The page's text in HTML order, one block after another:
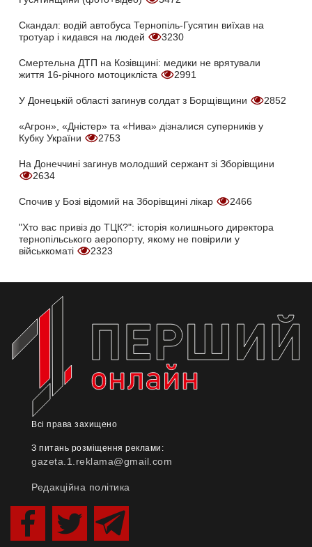
Скандал: водій автобуса Тернопіль-Гусятин виїхав на
тротуар і кидався на людей
3230
Смертельна ДТП на Козівщині: медики не врятували
життя 16-річного мотоцикліста
2991
У Донецькій області загинув солдат з Борщівщини 2852
«Агрон», «Дністер» та «Нива» дізналися суперників у
Кубку України
2753
На Донеччині загинув молодший сержант зі Зборівщини
2634
Спочив у Бозі відомий на Зборівщині лікар 2466
"Хто вас привіз до ТЦК?": історія колишнього директора
тернопільського аеропорту, якому не повірили у
військкоматі
2323
Всі права захищено
З питань розміщення реклами:
gazeta.1.reklama@gmail.com
Редакційна політика